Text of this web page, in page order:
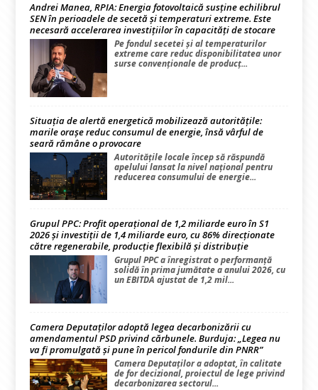
Andrei Manea, RPIA: Energia fotovoltaică susține echilibrul
SEN în perioadele de secetă și temperaturi extreme. Este
necesară accelerarea investițiilor în capacități de stocare
Pe fondul secetei și al temperaturilor
extreme care reduc disponibilitatea unor
surse convenționale de producț...
Situația de alertă energetică mobilizează autoritățile:
marile orașe reduc consumul de energie, însă vârful de
seară rămâne o provocare
Autoritățile locale încep să răspundă
apelului lansat la nivel național pentru
reducerea consumului de energie...
Grupul PPC: Profit operațional de 1,2 miliarde euro în S1
2026 și investiții de 1,4 miliarde euro, cu 86% direcționate
către regenerabile, producție flexibilă și distribuție
Grupul PPC a înregistrat o performanță
solidă în prima jumătate a anului 2026, cu
un EBITDA ajustat de 1,2 mil...
Camera Deputaților adoptă legea decarbonizării cu
amendamentul PSD privind cărbunele. Burduja: „Legea nu
va fi promulgată și pune în pericol fondurile din PNRR”
Camera Deputaților a adoptat, în calitate
de for decizional, proiectul de lege privind
decarbonizarea sectorul...